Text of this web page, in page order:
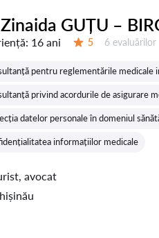
GUȚU –
16 ani 5 Evaluărilor:
6 evaluărilor
pentru reglementările medicale
privind acordurile de asigurare
datelor personale în domeniul
informațiilor medicale
avocat